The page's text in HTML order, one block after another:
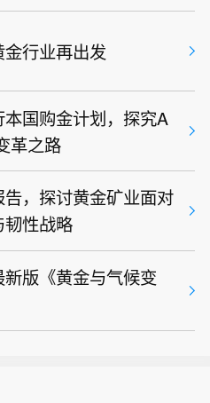
行业再出发
国购金计划，探究A
革之路
，探讨黄金矿业面对
性战略
版《黄金与气候变